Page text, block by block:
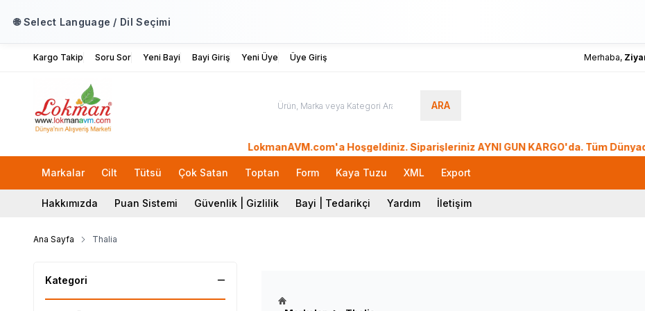
🌐 Select Language / Dil Seçimi
Kargo Takip Soru Sor Yeni Bayi Bayi Giriş Yeni Üye Üye Giriş Merhaba,
ARA
LokmanAVM.com'a Hoşgeldiniz. Siparişleriniz AYNI GÜN KARGO'da. Tüm
Markalar Cilt Tütsü Çok Satan Toptan Form Kaya Tuzu XML Export
Hakkımızda Puan Sistemi Güvenlik | Gizlilik Bayi | Tedarikçi Yardım İletişim
Ana Sayfa Thalia
Kategori